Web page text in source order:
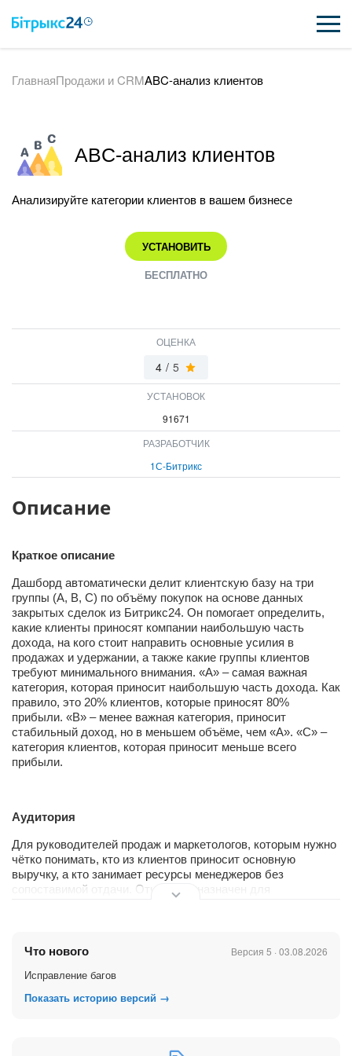
ВОЗМОЖНОСТИ
ИНТЕГРАЦИИ
ВХОД
ГлавнаяПродажи и CRMABC-анализ клиентов
ABC-анализ клиентов
Анализируйте категории клиентов в вашем бизнесе
УСТАНОВИТЬ
БЕСПЛАТНО
ОЦЕНКА
4 / 5
УСТАНОВОК
91671
РАЗРАБОТЧИК
1С-Битрикс
Описание
Краткое описание
Дашборд автоматически делит клиентскую базу на три
группы (A, B, C) по объёму покупок на основе данных
закрытых сделок из Битрикс24. Он помогает определить,
какие клиенты приносят компании наибольшую часть
дохода, на кого стоит направить основные усилия в
продажах и удержании, а также какие группы клиентов
требуют минимального внимания. «А» – самая важная
категория, которая приносит наибольшую часть дохода. Как
правило, это 20% клиентов, которые приносят 80%
прибыли. «В» – менее важная категория, приносит
стабильный доход, но в меньшем объёме, чем «А». «С» –
категория клиентов, которая приносит меньше всего
прибыли.
Аудитория
Для руководителей продаж и маркетологов, которым нужно
чётко понимать, кто из клиентов приносит основную
выручку, а кто занимает ресурсы менеджеров без
сопоставимой отдачи. Отчёт предназначен для
Ключевые метрики
- Общая сумма, руб. — общий объем выручки, который
Что нового Версия 5 · 03.08.2026
Исправление багов
Показать историю версий →